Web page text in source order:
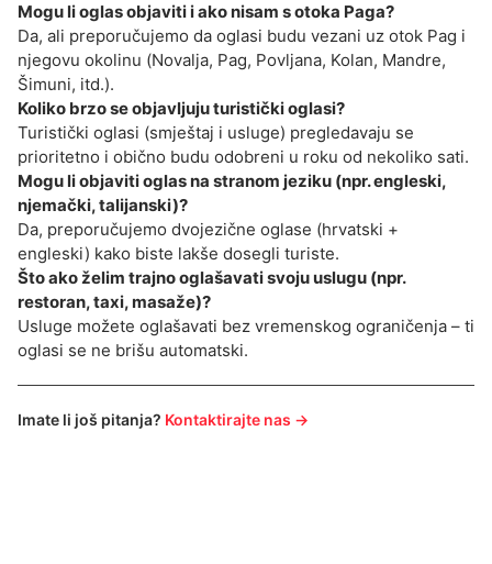
Mogu li oglas objaviti i ako nisam s otoka Paga?
Da, ali preporučujemo da oglasi budu vezani uz otok Pag i
njegovu okolinu (Novalja, Pag, Povljana, Kolan, Mandre,
Šimuni, itd.).
Koliko brzo se objavljuju turistički oglasi?
Turistički oglasi (smještaj i usluge) pregledavaju se
prioritetno i obično budu odobreni u roku od nekoliko sati.
Mogu li objaviti oglas na stranom jeziku (npr. engleski,
njemački, talijanski)?
Da, preporučujemo dvojezične oglase (hrvatski +
engleski) kako biste lakše dosegli turiste.
Što ako želim trajno oglašavati svoju uslugu (npr.
restoran, taxi, masaže)?
Usluge možete oglašavati bez vremenskog ograničenja – ti
oglasi se ne brišu automatski.
Imate li još pitanja? Kontaktirajte nas →